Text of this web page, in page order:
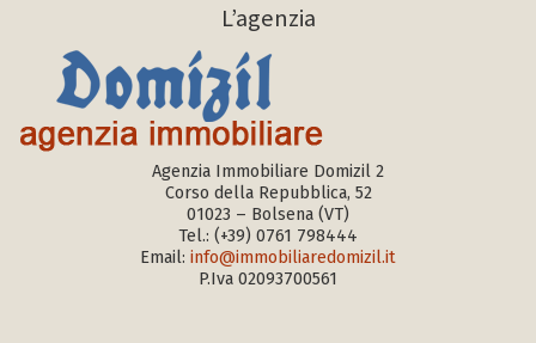
L’agenzia
Agenzia Immobiliare Domizil 2
Corso della Repubblica, 52
01023 – Bolsena (VT)
Tel.: (+39) 0761 798444
Email: info@immobiliaredomizil.it
P.Iva 02093700561